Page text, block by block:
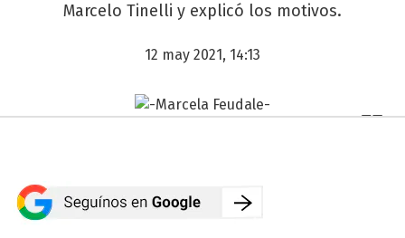
Marcelo Tinelli y explicó los motivos.
12 may 2021, 14:13